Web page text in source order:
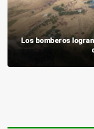
Los bomberos